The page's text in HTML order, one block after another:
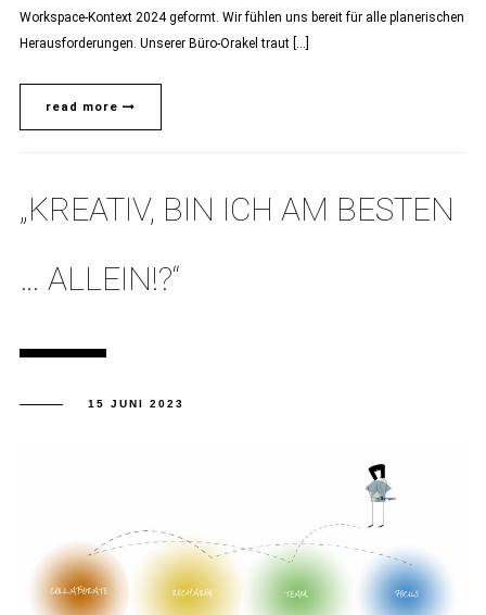
Workspace-Kontext 2024 geformt. Wir fühlen uns bereit für alle planerischen
Herausforderungen. Unserer Büro-Orakel traut […]
read more
„KREATIV, BIN ICH AM BESTEN
… ALLEIN!?“
15 JUNI 2023